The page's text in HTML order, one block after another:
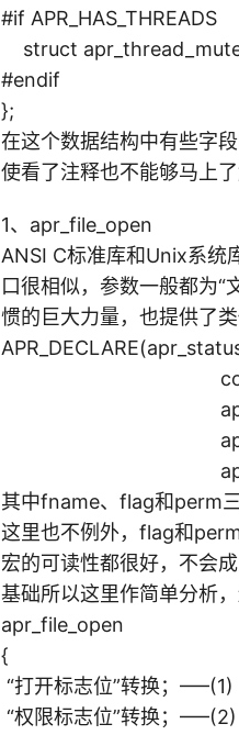
#if APR_HAS_THREADS
struct
#endif
};
在这个数据结构中有些字
使看了注释也不能够马上
1、apr_file_open
ANSI C标准库和Unix系统
口很相似，参数一般都为
惯的巨大力量，也提供了类
const char
其中fname、flag和perm
这里也不例外，flag和
宏的可读性都很好，不会
基础所以这里作简单分析
apr_file_open
{
“打开标志位”转换；—–(1)
“权限标志位”转换；—–(2)